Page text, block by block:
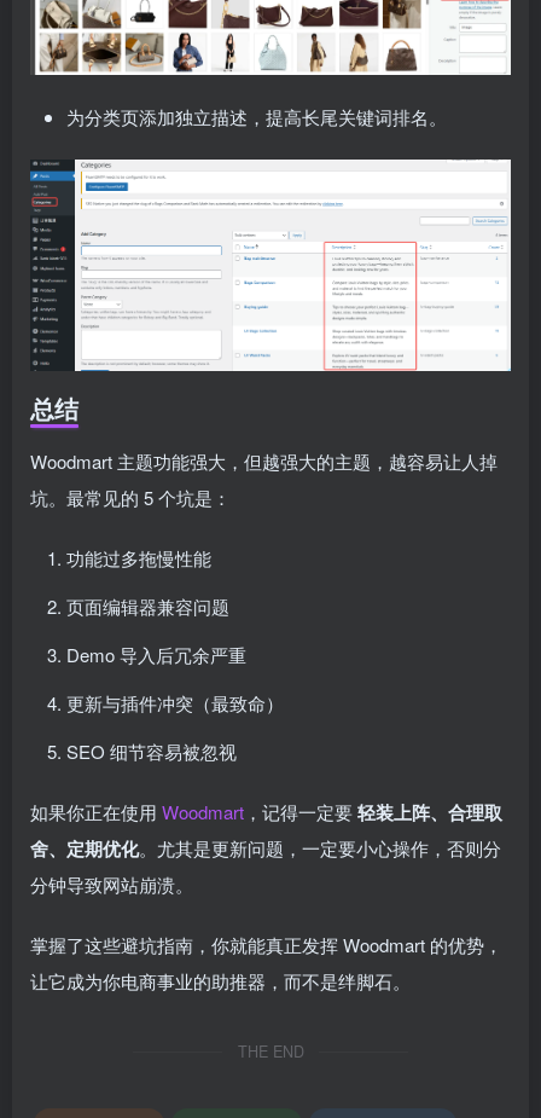
为分类页添加独立描述，提高长尾关键词排名。
总结
Woodmart 主题功能强大，但越强大的主题，越容易让人掉
坑。最常见的 5 个坑是：
功能过多拖慢性能
页面编辑器兼容问题
Demo 导入后冗余严重
更新与插件冲突（最致命）
SEO 细节容易被忽视
如果你正在使用 Woodmart ，记得一定要轻装上阵、合理取
舍、定期优化。尤其是更新问题，一定要小心操作，否则分
分钟导致网站崩溃。
掌握了这些避坑指南，你就能真正发挥 Woodmart 的优势，
让它成为你电商事业的助推器，而不是绊脚石。
THE END